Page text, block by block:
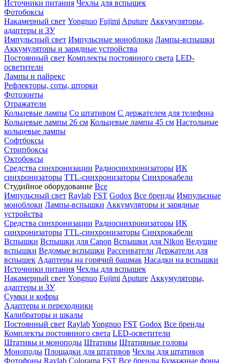
Источники питания Чехлы для вспышек
Фотобоксы
Накамерный свет Yongnuo Fujimi Aputure Аккумуляторы,
адаптеры и ЗУ
Импульсный свет Импульсные моноблоки Лампы-вспышки
Аккумуляторы и зарядные устройства
Постоянный свет Комплекты постоянного света LED-
осветители
Лампы и пайрекс
Рефлекторы, соты, шторки
Фотозонты
Отражатели
Кольцевые лампы Со штативом С держателем для телефона
Кольцевые лампы 26 см Кольцевые лампы 45 см Настольные
кольцевые лампы
Софтбоксы
Стрипбоксы
Октобоксы
Средства синхронизации Радиосинхронизаторы ИК
синхронизаторы TTL-синхронизаторы Синхрокабели
Студийное оборудование Все
Импульсный свет Raylab FST Godox Все бренды Импульсные
моноблоки Лампы-вспышки Аккумуляторы и зарядные
устройства
Средства синхронизации Радиосинхронизаторы ИК
синхронизаторы TTL-синхронизаторы Синхрокабели
Вспышки Вспышки для Canon Вспышки для Nikon Ведущие
вспышки Ведомые вспышки Рассеиватели Держатели для
вспышек Адаптеры на горячий башмак Насадки на вспышки
Источники питания Чехлы для вспышек
Накамерный свет Yongnuo Fujimi Aputure Аккумуляторы,
адаптеры и ЗУ
Сумки и кофры
Адаптеры и переходники
Калибраторы и шкалы
Постоянный свет RaylabYongnuo FST Godox Все бренды
Комплекты постоянного света LED-осветители
Штативы и моноподы Штативы Штативные головы
Моноподы Площадки для штативов Чехлы для штативов
Фотофоны Raylab Colorama FST Все бренды Бумажные фоны